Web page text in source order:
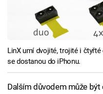
LinX umí dvojité, trojité i
se dostanou do iPhonu.
Dalším důvodem může být